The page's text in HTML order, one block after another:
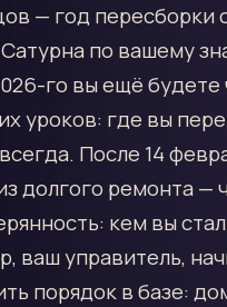
— год пересборки
по вашему
го вы ещё будете
уроков: где вы
После 14
долгого ремонта —
кем вы
ваш управитель,
порядок в базе: